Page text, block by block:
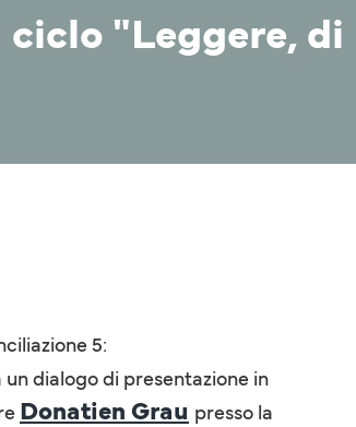
"Leggere, di
5:
dialogo di presentazione in
Donatien Grau presso la